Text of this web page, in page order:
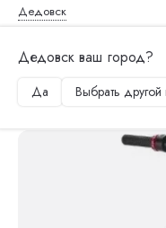
Дедовск
Дедовск ваш город?
Да Выбрать другой
Главная Архив